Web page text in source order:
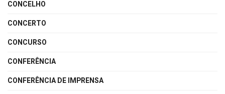
CONCELHO
CONCERTO
CONCURSO
CONFERÊNCIA
CONFERÊNCIA DE IMPRENSA